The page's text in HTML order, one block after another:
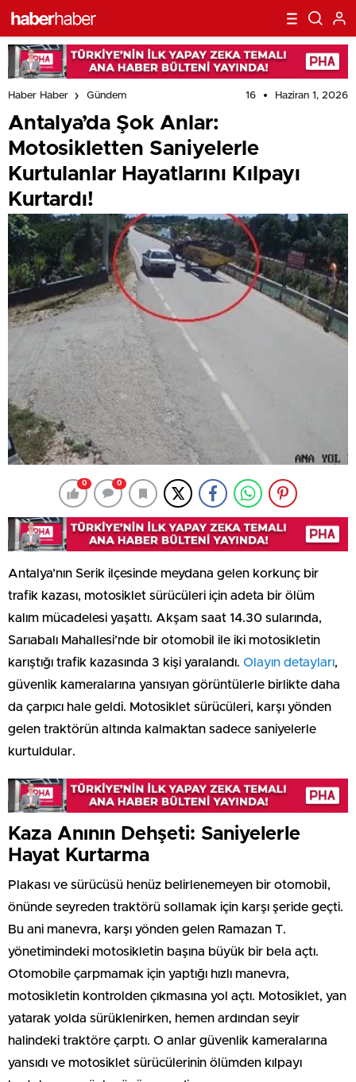
Haber Haber Gündem 16 Haziran 1, 2026
Antalya’da Şok Anlar:
Motosikletten Saniyelerle
Kurtulanlar Hayatlarını Kılpayı
Kurtardı!
0 0
Antalya’nın Serik ilçesinde meydana gelen korkunç bir
trafik kazası, motosiklet sürücüleri için adeta bir ölüm
kalım mücadelesi yaşattı. Akşam saat 14.30 sularında,
Sarıabalı Mahallesi’nde bir otomobil ile iki motosikletin
karıştığı trafik kazasında 3 kişi yaralandı. Olayın detayları,
güvenlik kameralarına yansıyan görüntülerle birlikte daha
da çarpıcı hale geldi. Motosiklet sürücüleri, karşı yönden
gelen traktörün altında kalmaktan sadece saniyelerle
kurtuldular.
Kaza Anının Dehşeti: Saniyelerle
Hayat Kurtarma
Plakası ve sürücüsü henüz belirlenemeyen bir otomobil,
önünde seyreden traktörü sollamak için karşı şeride geçti.
Bu ani manevra, karşı yönden gelen Ramazan T.
yönetimindeki motosikletin başına büyük bir bela açtı.
Otomobile çarpmamak için yaptığı hızlı manevra,
motosikletin kontrolden çıkmasına yol açtı. Motosiklet, yan
yatarak yolda sürüklenirken, hemen ardından seyir
halindeki traktöre çarptı. O anlar güvenlik kameralarına
yansıdı ve motosiklet sürücülerinin ölümden kılpayı